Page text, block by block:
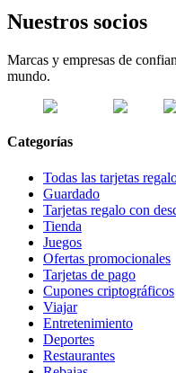
Nuestros socios
Marcas y empresas de
mundo.
Categorías
Todas las tarjetas
Guardado
Tarjetas regalo con
Tienda
Juegos
Ofertas promocionales
Tarjetas de pago
Cupones criptográficos
Viajar
Entretenimiento
Deportes
Restaurantes